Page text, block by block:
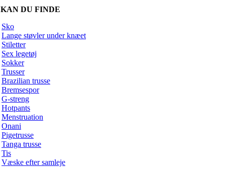
DU FINDE
Sko
Lange støvler under knæet
Stiletter
Sex legetøj
Sokker
Trusser
Brazilian trusse
Bremsespor
G-streng
Hotpants
Menstruation
Onani
Pigetrusse
Tanga trusse
Tis
Væske efter samleje